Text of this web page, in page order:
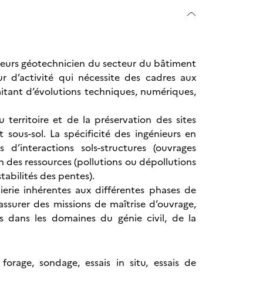
géotechnicien du secteur du bâtiment
qui nécessite des cadres aux
d’évolutions techniques, numériques,
territoire et de la préservation des sites
sol. La spécificité des ingénieurs en
sols-structures (ouvrages
ressources (pollutions ou dépollutions
des pentes).
inhérentes aux différentes phases de
des missions de maîtrise d’ouvrage,
dans les domaines du génie civil, de la
sondage, essais in situ, essais de